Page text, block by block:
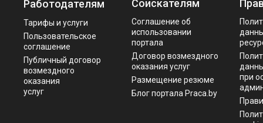
Работодателям
Тарифы и услуги
Пользовательское
соглашение
Публичный договор
возмездного
оказания
услуг
Соискателям
Соглашение об
использовании
портала
Договор возмездного
оказания услуг
Размещение резюме
Блог портала Praca.by
при